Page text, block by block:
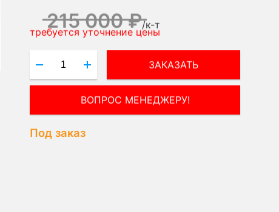
215 000 ₽/к-т
требуется уточнение цены
ЗАКАЗАТЬ
ВОПРОС МЕНЕДЖЕРУ!
Под заказ